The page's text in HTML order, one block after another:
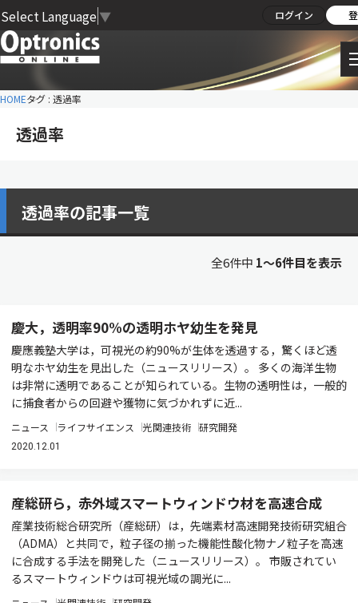
Select Language ▼ ログイン
HOMEタグ : 透過率
透過率
透過率の記事一覧
全6件中 1〜6件目を表示
慶大，透明率90%の透明ホヤ幼生を発見
慶應義塾大学は，可視光の約90%が生体を透過する，驚くほど透
明なホヤ幼生を見出した（ニュースリリース）。 多くの海洋生物
は非常に透明であることが知られている。生物の透明性は，一般的
に捕食者からの回避や獲物に気づかれずに近...
ニュース ライフサイエンス 光関連技術 研究開発
2020.12.01
産総研ら，赤外域スマートウィンドウ材を高速合成
産業技術総合研究所（産総研）は，先端素材高速開発技術研究組合
（ADMA）と共同で，粒子径の揃った機能性酸化物ナノ粒子を高速
に合成する手法を開発した（ニュースリリース）。 市販されてい
るスマートウィンドウは可視光域の調光に...